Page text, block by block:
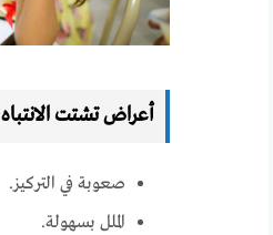
أعراض تشتت الانتباه
صعوبة في التركيز.
الملل بسهولة.